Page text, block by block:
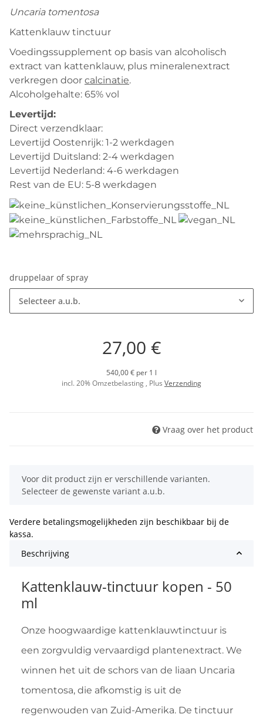
Uncaria tomentosa
Kattenklauw tinctuur
Voedingssupplement op basis van alcoholisch
extract van kattenklauw, plus mineralenextract
verkregen door calcinatie.
Alcoholgehalte: 65% vol
Levertijd:
Direct verzendklaar:
Levertijd Oostenrijk: 1-2 werkdagen
Levertijd Duitsland: 2-4 werkdagen
Levertijd Nederland: 4-6 werkdagen
Rest van de EU: 5-8 werkdagen
druppelaar of spray
Selecteer a.u.b.
27,00 €
540,00 € per 1 l
incl. 20% Omzetbelasting , Plus Verzending
Vraag over het product
x
Voor dit product zijn er verschillende varianten.
Selecteer de gewenste variant a.u.b.
Verdere betalingsmogelijkheden zijn beschikbaar bij de
kassa.
Beschrijving
Kattenklauw-tinctuur kopen - 50
ml
Onze hoogwaardige kattenklauwtinctuur is
een zorgvuldig vervaardigd plantenextract. We
winnen het uit de schors van de liaan Uncaria
tomentosa, die afkomstig is uit de
regenwouden van Zuid-Amerika. De tinctuur